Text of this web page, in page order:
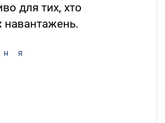
для тих, хто
навантажень.